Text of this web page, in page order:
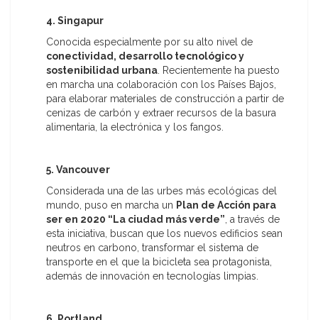
4. Singapur
Conocida especialmente por su alto nivel de
conectividad, desarrollo tecnológico y
sostenibilidad urbana. Recientemente ha puesto
en marcha una colaboración con los Países Bajos,
para elaborar materiales de construcción a partir de
cenizas de carbón y extraer recursos de la basura
alimentaria, la electrónica y los fangos.
5. Vancouver
Considerada una de las urbes más ecológicas del
mundo, puso en marcha un Plan de Acción para
ser en 2020 “La ciudad más verde”, a través de
esta iniciativa, buscan que los nuevos edificios sean
neutros en carbono, transformar el sistema de
transporte en el que la bicicleta sea protagonista,
además de innovación en tecnologías limpias.